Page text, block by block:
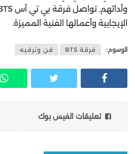
الإيجابية وأعمالها الفنية المميزة.
الوسوم: فرقة BTS فن وترفيه
تعليقات الفيس بوك